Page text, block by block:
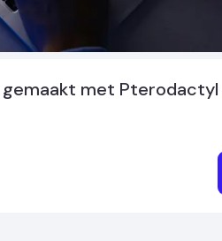
gemaakt met